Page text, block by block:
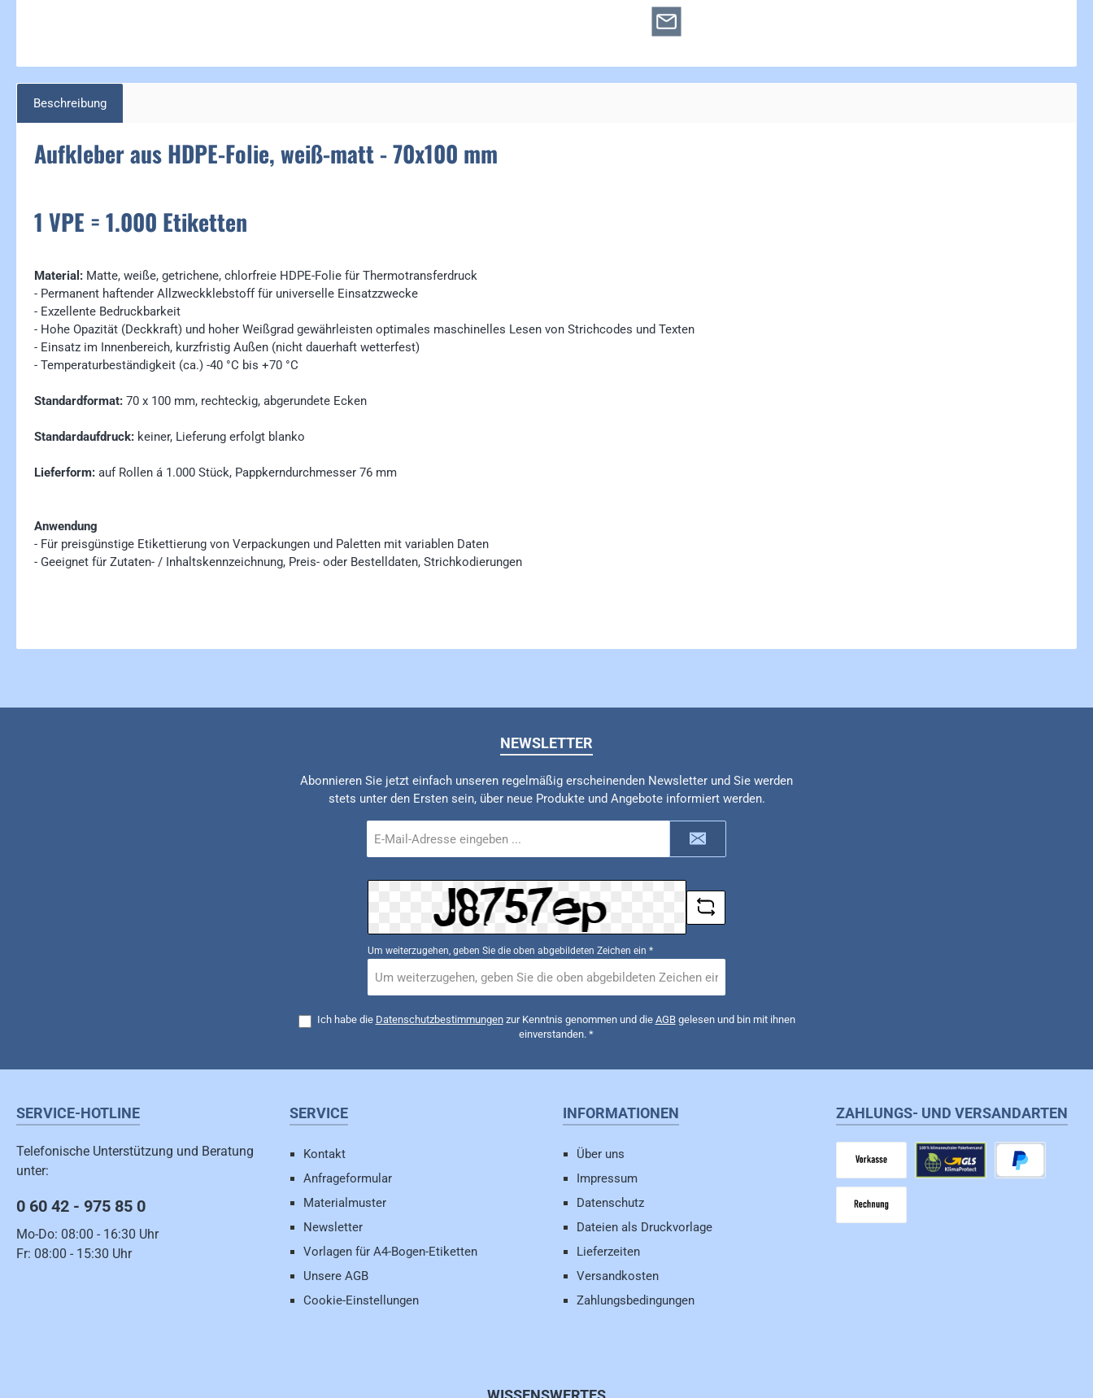
Beschreibung
Aufkleber aus HDPE-Folie, weiß-matt - 70x100 mm
1 VPE = 1.000 Etiketten
Material: Matte, weiße, getrichene, chlorfreie HDPE-Folie für Thermotransferdruck
- Permanent haftender Allzweckklebstoff für universelle Einsatzzwecke
- Exzellente Bedruckbarkeit
- Hohe Opazität (Deckkraft) und hoher Weißgrad gewährleisten optimales maschinelles Lesen von Strichcodes und Texten
- Einsatz im Innenbereich, kurzfristig Außen (nicht dauerhaft wetterfest)
- Temperaturbeständigkeit (ca.) -40 °C bis +70 °C
Standardformat: 70 x 100 mm, rechteckig, abgerundete Ecken
Standardaufdruck: keiner, Lieferung erfolgt blanko
Lieferform: auf Rollen á 1.000 Stück, Pappkerndurchmesser 76 mm
Anwendung
- Für preisgünstige Etikettierung von Verpackungen und Paletten mit variablen Daten
- Geeignet für Zutaten- / Inhaltskennzeichnung, Preis- oder Bestelldaten, Strichkodierungen
NEWSLETTER
Abonnieren Sie jetzt einfach unseren regelmäßig erscheinenden Newsletter und Sie werden
stets unter den Ersten sein, über neue Produkte und Angebote informiert werden.
Mail-
Adresse
Um weiterzugehen, geben Sie die oben abgebildeten Zeichen ein *
Ich habe die Datenschutzbestimmungenzur Kenntnis genommen und die AGBgelesen und bin mit ihnen
einverstanden. *
SERVICE-HOTLINE
Telefonische Unterstützung und Beratung
unter:
0 60 42 - 975 85 0
Mo-Do: 08:00 - 16:30 Uhr
Fr: 08:00 - 15:30 Uhr
SERVICE
Kontakt
Anfrageformular
Materialmuster
Newsletter
Vorlagen für A4-Bogen-Etiketten
Unsere AGB
Cookie-Einstellungen
INFORMATIONEN
Über uns
Impressum
Datenschutz
Dateien als Druckvorlage
Lieferzeiten
Versandkosten
Zahlungsbedingungen
ZAHLUNGS- UND VERSANDARTEN
Vorkasse